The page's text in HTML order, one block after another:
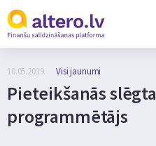
10.05.2019. Visi jaunumi
Pieteikšanās
programmētājs